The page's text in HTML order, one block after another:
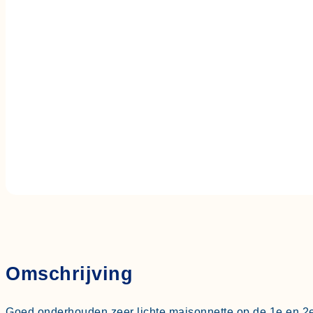
Omschrijving